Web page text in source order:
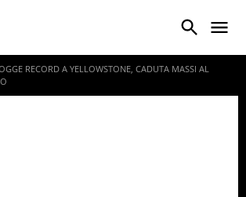
RECORD A YELLOWSTONE, CADUTA MASSI AL